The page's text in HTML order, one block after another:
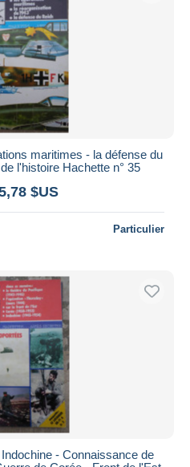
maritimes - la défense du
l'histoire Hachette n° 35
$US
Particulier
- Connaissance de